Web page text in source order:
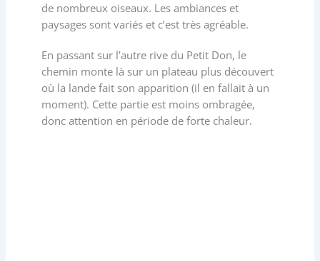
de nombreux oiseaux. Les ambiances et
paysages sont variés et c’est très agréable.
En passant sur l’autre rive du Petit Don, le
chemin monte là sur un plateau plus découvert
où la lande fait son apparition (il en fallait à un
moment). Cette partie est moins ombragée,
donc attention en période de forte chaleur.